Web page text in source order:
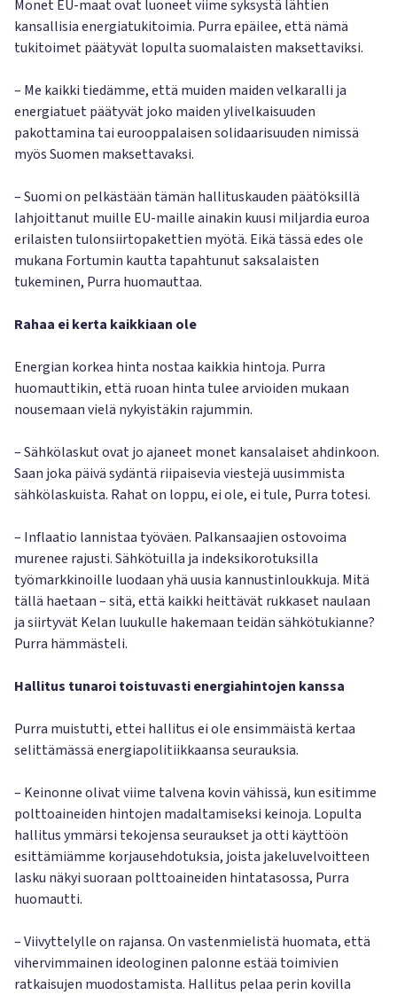
Monet EU-maat ovat luoneet viime syksystä lähtien
kansallisia energiatukitoimia. Purra epäilee, että nämä
tukitoimet päätyvät lopulta suomalaisten maksettaviksi.
– Me kaikki tiedämme, että muiden maiden velkaralli ja
energiatuet päätyvät joko maiden ylivelkaisuuden
pakottamina tai eurooppalaisen solidaarisuuden nimissä
myös Suomen maksettavaksi.
– Suomi on pelkästään tämän hallituskauden päätöksillä
lahjoittanut muille EU-maille ainakin kuusi miljardia euroa
erilaisten tulonsiirtopakettien myötä. Eikä tässä edes ole
mukana Fortumin kautta tapahtunut saksalaisten
tukeminen, Purra huomauttaa.
Rahaa ei kerta kaikkiaan ole
Energian korkea hinta nostaa kaikkia hintoja. Purra
huomauttikin, että ruoan hinta tulee arvioiden mukaan
nousemaan vielä nykyistäkin rajummin.
– Sähkölaskut ovat jo ajaneet monet kansalaiset ahdinkoon.
Saan joka päivä sydäntä riipaisevia viestejä uusimmista
sähkölaskuista. Rahat on loppu, ei ole, ei tule, Purra totesi.
– Inflaatio lannistaa työväen. Palkansaajien ostovoima
murenee rajusti. Sähkötuilla ja indeksikorotuksilla
työmarkkinoille luodaan yhä uusia kannustinloukkuja. Mitä
tällä haetaan – sitä, että kaikki heittävät rukkaset naulaan
ja siirtyvät Kelan luukulle hakemaan teidän sähkötukianne?
Purra hämmästeli.
Hallitus tunaroi toistuvasti energiahintojen kanssa
Purra muistutti, ettei hallitus ei ole ensimmäistä kertaa
selittämässä energiapolitiikkaansa seurauksia.
– Keinonne olivat viime talvena kovin vähissä, kun esitimme
polttoaineiden hintojen madaltamiseksi keinoja. Lopulta
hallitus ymmärsi tekojensa seuraukset ja otti käyttöön
esittämiämme korjausehdotuksia, joista jakeluvelvoitteen
lasku näkyi suoraan polttoaineiden hintatasossa, Purra
huomautti.
– Viivyttelylle on rajansa. On vastenmielistä huomata, että
vihervimmainen ideologinen palonne estää toimivien
ratkaisujen muodostamista. Hallitus pelaa perin kovilla